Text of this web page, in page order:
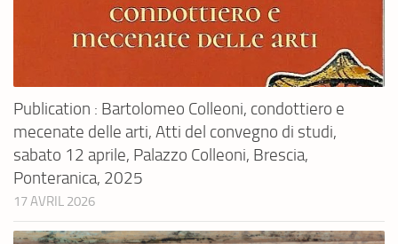
Publication : Bartolomeo Colleoni, condottiero e
mecenate delle arti, Atti del convegno di studi,
sabato 12 aprile, Palazzo Colleoni, Brescia,
Ponteranica, 2025
17 AVRIL 2026